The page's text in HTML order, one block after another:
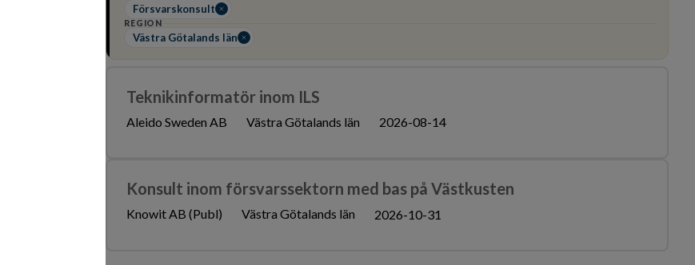
Försvarskonsult
REGION
Västra Götalands län
Teknikinformatör inom ILS
Aleido Sweden AB Västra Götalands län 2026-08-14
Konsult inom försvarssektorn med bas på Västkusten
Knowit AB (Publ) Västra Götalands län 2026-10-31